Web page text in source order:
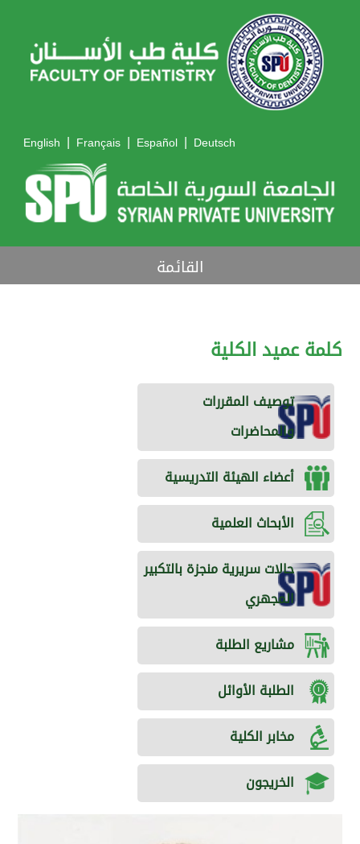
English | Français | Español | Deutsch
القائمة
كلمة عميد الكلية
توصيف المقررات
والمحاضرات
أعضاء الهيئة التدريسية
الأبحاث العلمية
حالات سريرية منجزة بالتكبير
المجهري
مشاريع الطلبة
الطلبة الأوائل
مخابر الكلية
الخريجون